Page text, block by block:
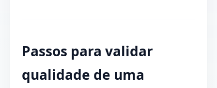
Passos para validar
qualidade de uma